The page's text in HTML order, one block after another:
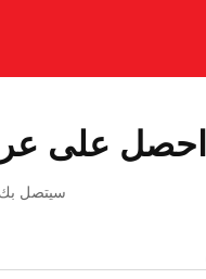
احصل على
سيتصل بك